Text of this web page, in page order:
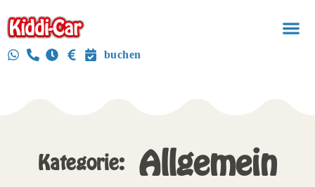
buchen
Kategorie: Allgemein